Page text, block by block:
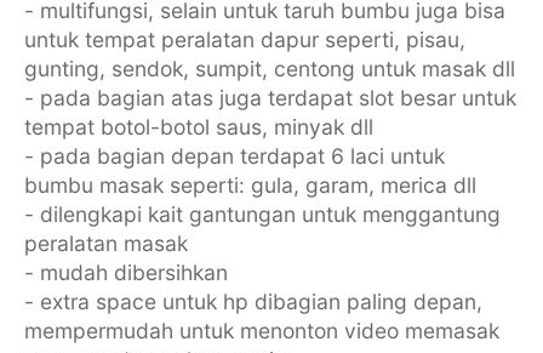
- multifungsi, selain untuk taruh bumbu juga bisa
untuk tempat peralatan dapur seperti, pisau,
gunting, sendok, sumpit, centong untuk masak dll
- pada bagian atas juga terdapat slot besar untuk
tempat botol-botol saus, minyak dll
- pada bagian depan terdapat 6 laci untuk
bumbu masak seperti: gula, garam, merica dll
- dilengkapi kait gantungan untuk menggantung
peralatan masak
- mudah dibersihkan
- extra space untuk hp dibagian paling depan,
mempermudah untuk menonton video memasak